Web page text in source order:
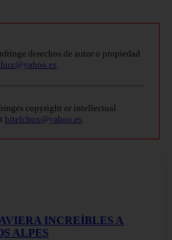
derechos de autor o propiedad
copyright or intellectual
bitelchux@yahoo.es
INCREÍBLES A
ALPES